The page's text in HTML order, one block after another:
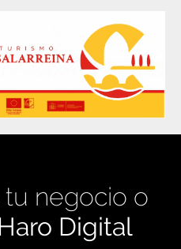
tu negocio o
Digital